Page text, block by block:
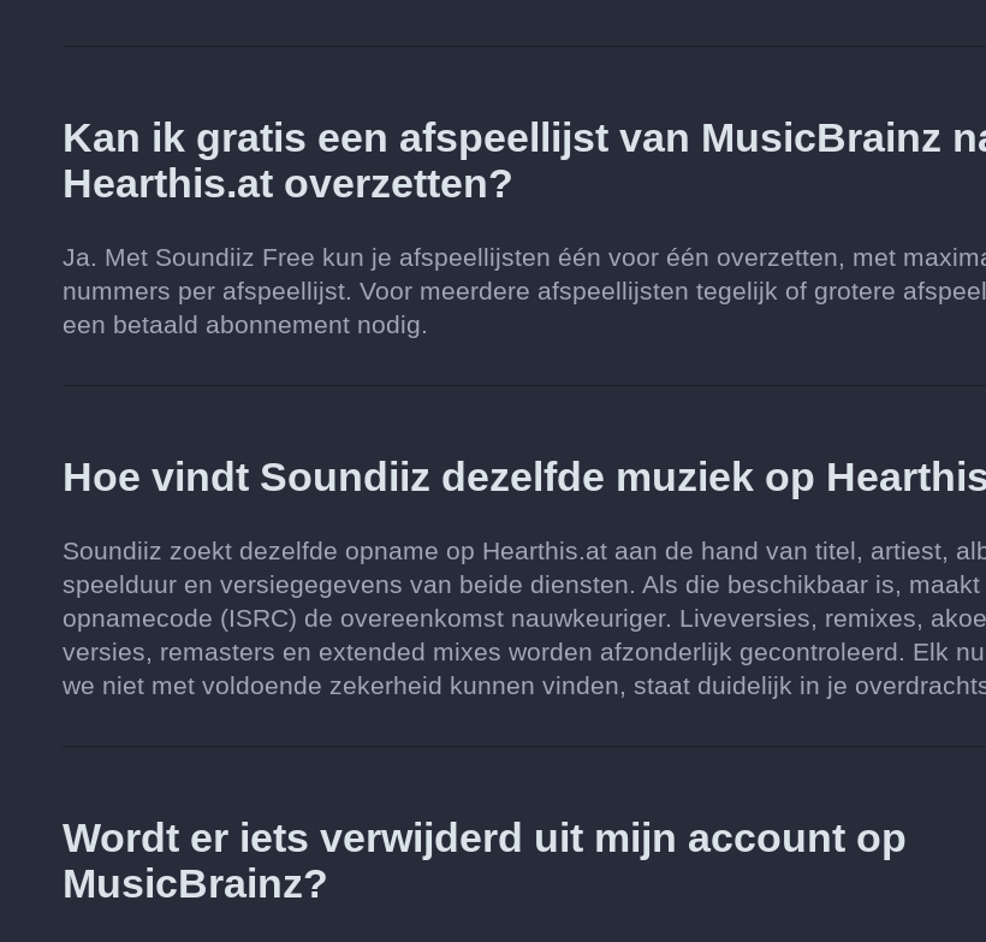
Kan ik gratis een afspeellijst van MusicBrainz
Hearthis.at overzetten?
Ja. Met Soundiiz Free kun je afspeellijsten één voor één overzetten, met
nummers per afspeellijst. Voor meerdere afspeellijsten tegelijk of grotere
een betaald abonnement nodig.
Hoe vindt Soundiiz dezelfde muziek op
Soundiiz zoekt dezelfde opname op Hearthis.at aan de hand van titel, artiest,
speelduur en versiegegevens van beide diensten. Als die beschikbaar is,
opnamecode (ISRC) de overeenkomst nauwkeuriger. Liveversies, remixes,
versies, remasters en extended mixes worden afzonderlijk gecontroleerd. Elk
we niet met voldoende zekerheid kunnen vinden, staat duidelijk in je
Wordt er iets verwijderd uit mijn account op
MusicBrainz?